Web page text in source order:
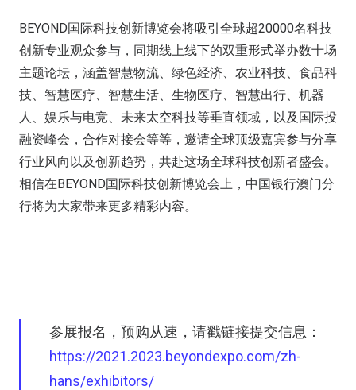
BEYOND国际科技创新博览会将吸引全球超20000名科技
创新专业观众参与，同期线上线下的双重形式举办数十场
主题论坛，涵盖智慧物流、绿色经济、农业科技、食品科
技、智慧医疗、智慧生活、生物医疗、智慧出行、机器
人、娱乐与电竞、未来太空科技等垂直领域，以及国际投
融资峰会，合作对接会等等，邀请全球顶级嘉宾参与分享
行业风向以及创新趋势，共赴这场全球科技创新者盛会。
相信在BEYOND国际科技创新博览会上，中国银行澳门分
行将为大家带来更多精彩内容。
参展报名，预购从速，请戳链接提交信息：
https://2021.2023.beyondexpo.com/zh-
hans/exhibitors/